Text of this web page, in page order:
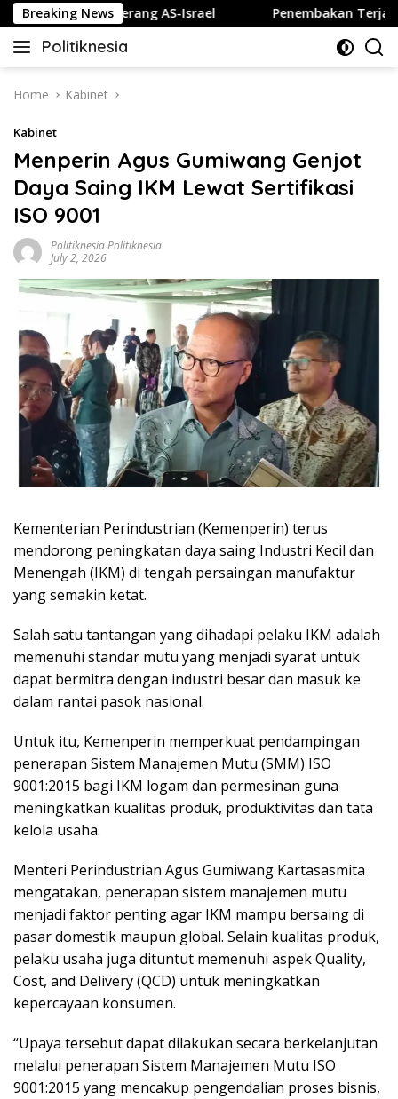
Skip
to
content
Breaking News
jika Diserang AS-Israel Penembakan Terjadi di
Politiknesia
Politiknesia.com
Home Kabinet
Kabinet
Menperin Agus Gumiwang Genjot
Daya Saing IKM Lewat Sertifikasi
ISO 9001
Politiknesia Politiknesia
July 2, 2026
Kementerian Perindustrian (Kemenperin) terus
mendorong peningkatan daya saing Industri Kecil dan
Menengah (IKM) di tengah persaingan manufaktur
yang semakin ketat.
Salah satu tantangan yang dihadapi pelaku IKM adalah
memenuhi standar mutu yang menjadi syarat untuk
dapat bermitra dengan industri besar dan masuk ke
dalam rantai pasok nasional.
Untuk itu, Kemenperin memperkuat pendampingan
penerapan Sistem Manajemen Mutu (SMM) ISO
9001:2015 bagi IKM logam dan permesinan guna
meningkatkan kualitas produk, produktivitas dan tata
kelola usaha.
Menteri Perindustrian Agus Gumiwang Kartasasmita
mengatakan, penerapan sistem manajemen mutu
menjadi faktor penting agar IKM mampu bersaing di
pasar domestik maupun global. Selain kualitas produk,
pelaku usaha juga dituntut memenuhi aspek Quality,
Cost, and Delivery (QCD) untuk meningkatkan
kepercayaan konsumen.
“Upaya tersebut dapat dilakukan secara berkelanjutan
melalui penerapan Sistem Manajemen Mutu ISO
9001:2015 yang mencakup pengendalian proses bisnis,